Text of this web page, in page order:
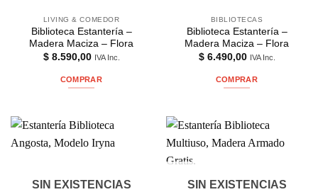
LIVING & COMEDOR
Biblioteca Estantería –
Madera Maciza – Flora
$8.590,00 IVA Inc.
COMPRAR
BIBLIOTECAS
Biblioteca Estantería –
Madera Maciza – Flora
$6.490,00 IVA Inc.
COMPRAR
SIN EXISTENCIAS SIN EXISTENCIAS